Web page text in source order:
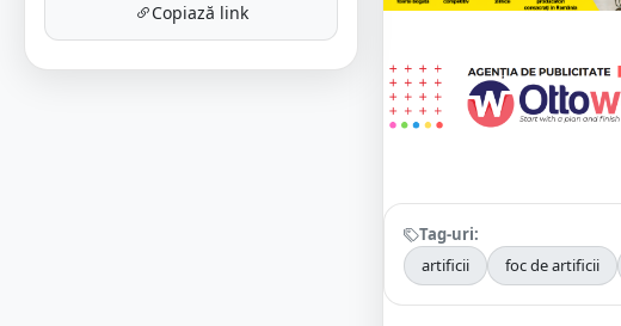
Copiază link
Tag-uri:
artificii
foc de artificii